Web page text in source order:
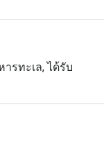
งเทพฯ ตั้งอยู่ที่
รีตัดใหม่) ชั้น 2
ะสำหรับ
พาะ กุ้งไซส์ใหญ่
รทะเล, ได้รับ